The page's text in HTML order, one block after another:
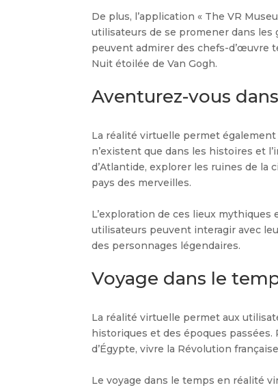
De plus, l’application « The VR
utilisateurs de se promener dans les
peuvent admirer des chefs-d’œuvre
Nuit étoilée de Van Gogh.
Aventurez-vous
La réalité virtuelle permet
n’existent que dans les histoires et
d’Atlantide, explorer les ruines de la
pays des merveilles.
L’exploration de ces lieux
utilisateurs peuvent interagir avec
des personnages légendaires.
Voyage dans le
La réalité virtuelle permet aux
historiques et des époques
d’Égypte, vivre la Révolution
Le voyage dans le temps en réalité